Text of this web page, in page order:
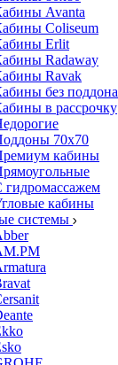
Avanta
Coliseum
Erlit
Radaway
Ravak
без поддона
в рассрочку
70x70
кабины
гидромассажем
кабины
системы